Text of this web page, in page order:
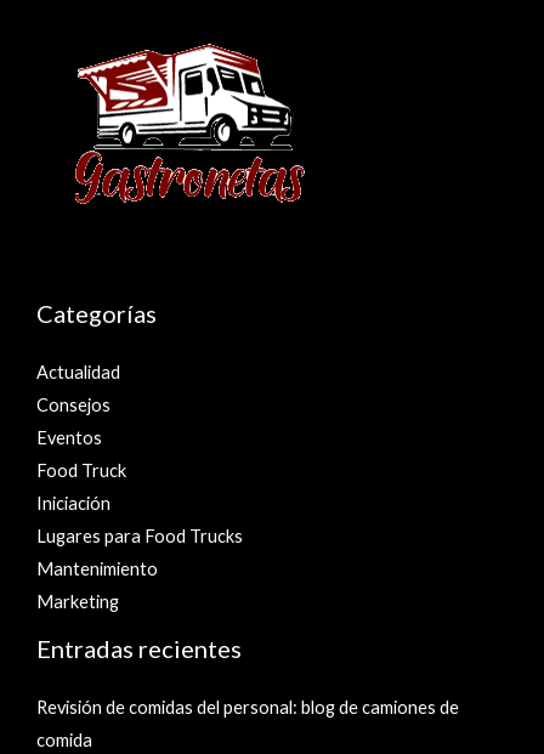
Categorías
Actualidad
Consejos
Eventos
Food Truck
Iniciación
Lugares para Food Trucks
Mantenimiento
Marketing
Entradas recientes
Revisión de comidas del personal: blog de camiones de
comida